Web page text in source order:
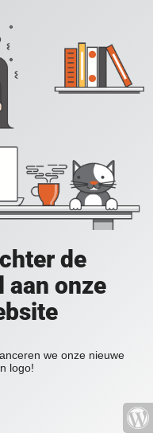
de
aan onze
we onze nieuwe
logo!